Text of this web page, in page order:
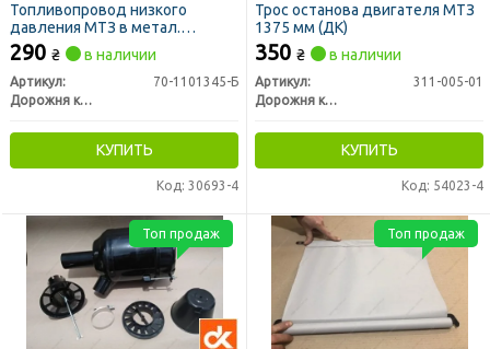
Топливопровод низкого
давления МТЗ в метал.
оплетке 3 штуцера L=2700мм
(ДК)
290 ₴ в наличии
Артикул:
70-1101345-Б
Дорожня карта
КУПИТЬ
Код: 30693-4
Трос останова двигателя МТЗ
1375 мм (ДК)
350 ₴ в наличии
Артикул:
311-005-01
Дорожня карта
КУПИТЬ
Код: 54023-4
Топ продаж Топ продаж